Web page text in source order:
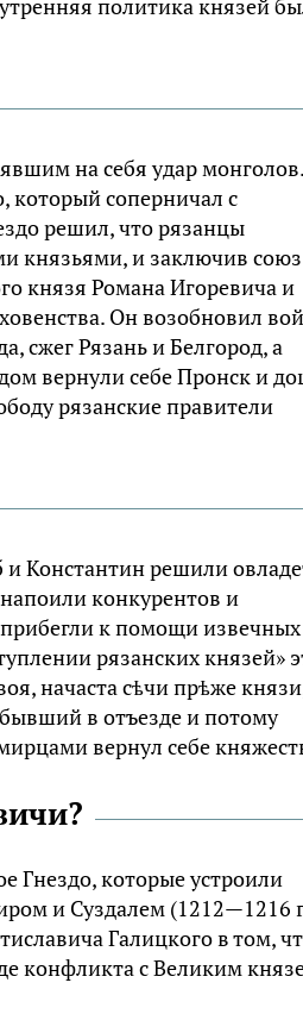
политика князей
на себя удар
который соперничал с
решил, что рязанцы
князьями, и заключив
князя Романа Игоревича и
Он возобновил
сжег Рязань и Белгород, а
вернули себе Пронск и
рязанские правители
и Константин решили
конкурентов и
прибегли к помощи извечных
рязанских князей»
начаста сѣчи прѣже
в отъезде и потому
вернул себе
которые устроили
и Суздалем (1212—1216
Галицкого в том,
конфликта с Великим